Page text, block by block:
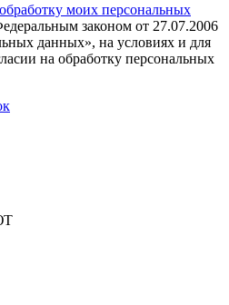
моих персональных
законом от 27.07.2006
данных», на условиях и для
на обработку персональных